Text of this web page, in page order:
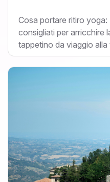
Cosa portare ritiro
consigliati per arricchire
tappetino da viaggio alla